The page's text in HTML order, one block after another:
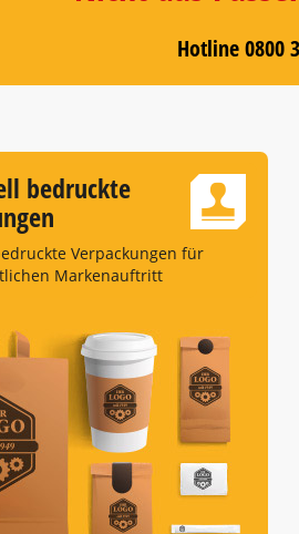
Hotline 0800
bedruckte
Verpackungen für
Markenauftritt